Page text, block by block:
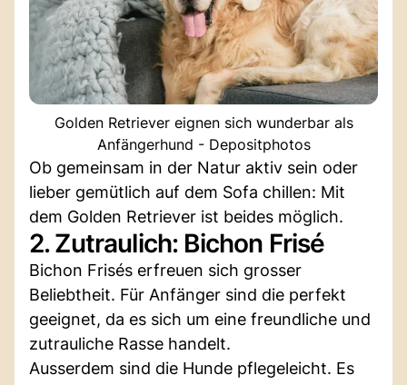
Golden Retriever eignen sich wunderbar als
Anfängerhund - Depositphotos
Ob gemeinsam in der Natur aktiv sein oder
lieber gemütlich auf dem Sofa chillen: Mit
dem Golden Retriever ist beides möglich.
2. Zutraulich: Bichon Frisé
Bichon Frisés erfreuen sich grosser
Beliebtheit. Für Anfänger sind die perfekt
geeignet, da es sich um eine freundliche und
zutrauliche Rasse handelt.
Ausserdem sind die Hunde pflegeleicht. Es